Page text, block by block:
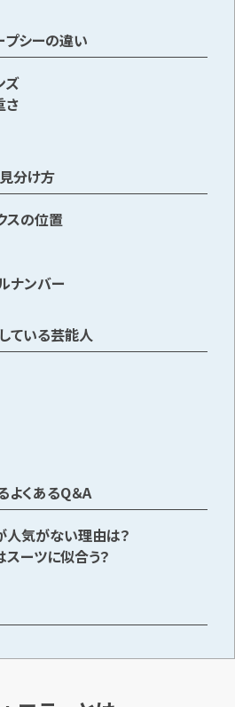
プシーの違い
ズ
さ
分け方
スの位置
ナンバー
ている芸能人
よくあるQ＆A
人気がない理由は？
ーツに似合う？